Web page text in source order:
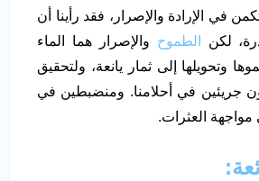
في الإرادة والإصرار، فقد رأينا أن
لكن
الطموح والإصرار هما الماء
وتحويلها إلى ثمار يانعة، ولتحقيق
جريئين في أحلامنا. ومنضبطين في
العثرات.